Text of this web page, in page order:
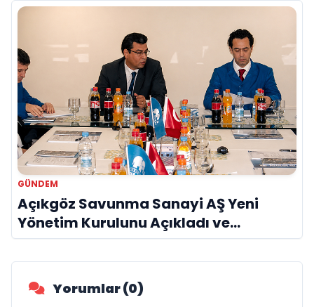
GÜNDEM
Açıkgöz Savunma Sanayi AŞ Yeni
Yönetim Kurulunu Açıkladı ve
Savunma Sanayinde Küresel Vizyon
Vurgusu
Yorumlar (0)